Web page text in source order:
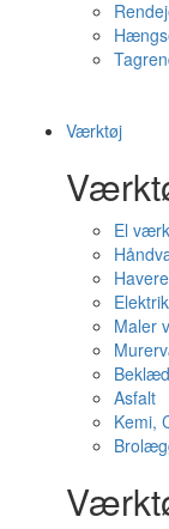
Værktøj
El
Maler
Asfalt
Kemi,